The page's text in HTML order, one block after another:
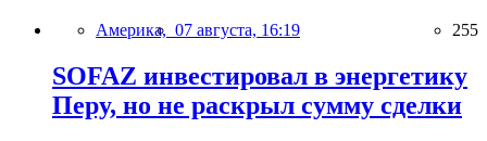
Америка, 07 августа, 16:19 255
SOFAZ инвестировал в энергетику
Перу, но не раскрыл сумму сделки